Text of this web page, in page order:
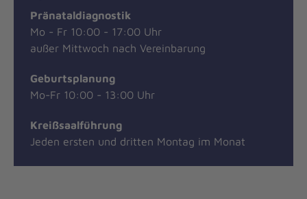
Pränataldiagnostik
Mo - Fr 10:00 - 17:00 Uhr
außer Mittwoch nach Vereinbarung
Geburtsplanung
Mo-Fr 10:00 - 13:00 Uhr
Kreißsaalführung
Jeden ersten und dritten Montag im Monat